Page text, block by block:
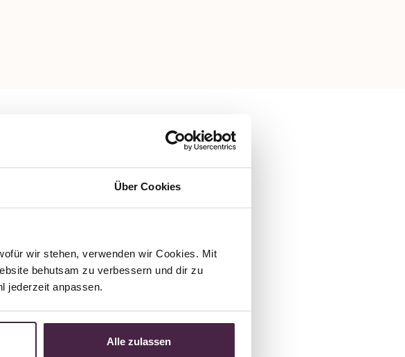
Über Cookies
wir stehen, verwenden wir Cookies. Mit
behutsam zu verbessern und dir zu
jederzeit anpassen.
Alle zulassen